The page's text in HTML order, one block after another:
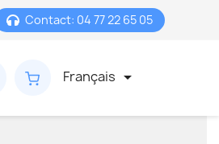
Contact: 04 77 22 65 05
Français 